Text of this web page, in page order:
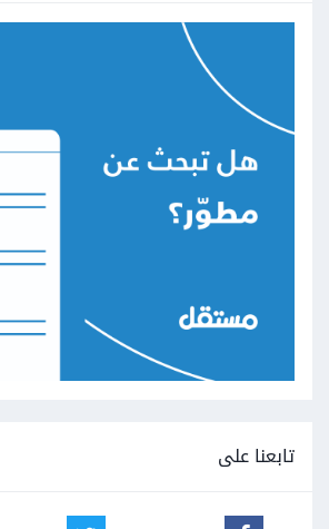
تابعنا على